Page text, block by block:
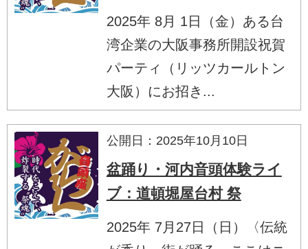
2025年 8月 1日（金）ある台
湾企業の大阪事務所開設祝賀
パーティ（リッツカールトン
大阪）にお招き...
公開日：2025年10月10日
盆踊り・河内音頭体験ライ
ブ：道頓堀屋台村 祭
2025年 7月27日（日）〈伝統